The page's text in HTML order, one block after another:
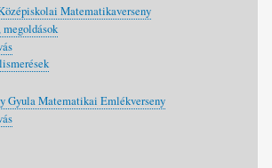
Matematikaverseny
megoldások
Gyula Matematikai Emlékverseny